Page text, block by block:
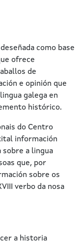
como base
ofrece
de
e opinión que
galega en
histórico.
do Centro
información
sobre a lingua
que, por
sobre os
verbo da nosa
a historia